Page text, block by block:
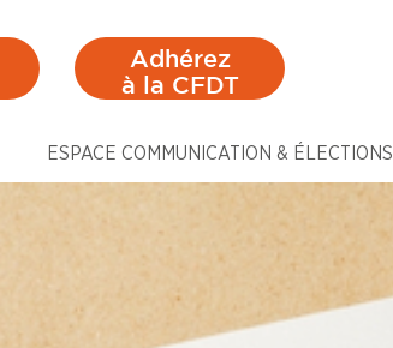
Adhérez
à la CFDT
ESPACE COMMUNICATION & ÉLECTIONS